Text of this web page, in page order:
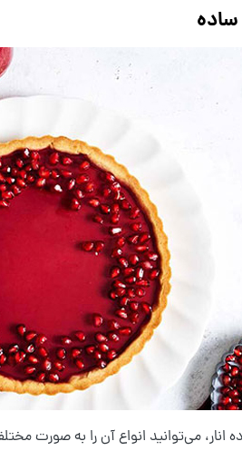
ساده
انار، می‌توانید انواع آن را به صورت